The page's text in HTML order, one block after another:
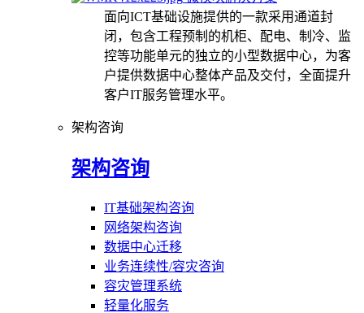
面向ICT基础设施提供的一款采用通道封
闭，包含工程预制的机柜、配电、制冷、监
控等功能单元的独立的小型数据中心，为客
户提供数据中心整体产品及交付，全面提升
客户IT服务管理水平。
架构咨询
架构咨询
IT基础架构咨询
网络架构咨询
数据中心迁移
业务连续性/容灾咨询
容灾管理系统
轻量化服务